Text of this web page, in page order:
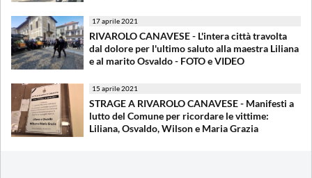
17 aprile 2021
RIVAROLO CANAVESE - L'intera città travolta
dal dolore per l'ultimo saluto alla maestra Liliana
e al marito Osvaldo - FOTO e VIDEO
15 aprile 2021
STRAGE A RIVAROLO CANAVESE - Manifesti a
lutto del Comune per ricordare le vittime:
Liliana, Osvaldo, Wilson e Maria Grazia